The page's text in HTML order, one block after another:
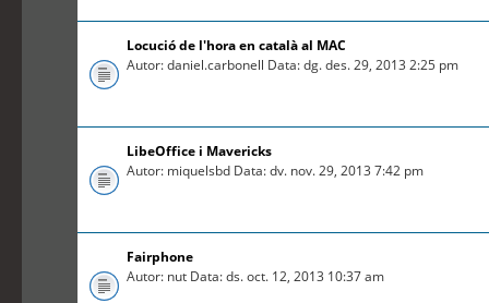
Locució de l'hora en català al MAC
Autor: daniel.carbonell Data: dg. des. 29, 2013 2:25 pm
LibeOffice i Mavericks
Autor: miquelsbd Data: dv. nov. 29, 2013 7:42 pm
Fairphone
Autor: nut Data: ds. oct. 12, 2013 10:37 am